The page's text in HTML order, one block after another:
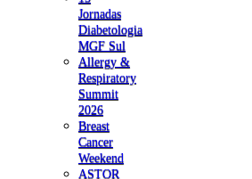
Jornadas
Diabetologia
MGF Sul
Allergy &
Respiratory
Summit
2026
Breast
Cancer
Weekend
ASTOR